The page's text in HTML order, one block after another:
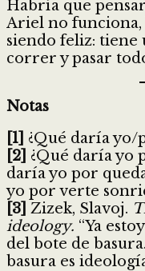
Habría que
Ariel no
siendo feliz: tiene
correr y pasar
Notas
[1] ¿Qué daría yo/
[2] ¿Qué daría yo
daría yo por
yo por verte
[3] Zizek, Slavoj.
ideology. “Ya
del bote de
basura es